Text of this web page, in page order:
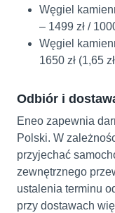
Węgiel
– 1499 zł /
Węgiel
1650 zł (1,65
Odbiór i
Eneo zapewnia
Polski. W
przyjechać
zewnętrznego
ustalenia terminu
przy dostawach